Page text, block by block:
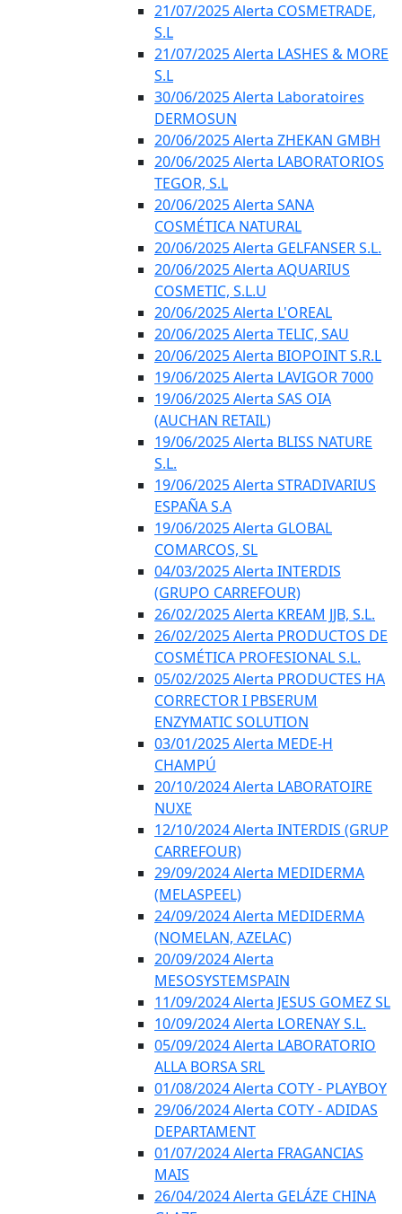
21/07/2025 Alerta COSMETRADE,
S.L
21/07/2025 Alerta LASHES & MORE
S.L
30/06/2025 Alerta Laboratoires
DERMOSUN
20/06/2025 Alerta ZHEKAN GMBH
20/06/2025 Alerta LABORATORIOS
TEGOR, S.L
20/06/2025 Alerta SANA
COSMÉTICA NATURAL
20/06/2025 Alerta GELFANSER S.L.
20/06/2025 Alerta AQUARIUS
COSMETIC, S.L.U
20/06/2025 Alerta L'OREAL
20/06/2025 Alerta TELIC, SAU
20/06/2025 Alerta BIOPOINT S.R.L
19/06/2025 Alerta LAVIGOR 7000
19/06/2025 Alerta SAS OIA
(AUCHAN RETAIL)
19/06/2025 Alerta BLISS NATURE
S.L.
19/06/2025 Alerta STRADIVARIUS
ESPAÑA S.A
19/06/2025 Alerta GLOBAL
COMARCOS, SL
04/03/2025 Alerta INTERDIS
(GRUPO CARREFOUR)
26/02/2025 Alerta KREAM JJB, S.L.
26/02/2025 Alerta PRODUCTOS DE
COSMÉTICA PROFESIONAL S.L.
05/02/2025 Alerta PRODUCTES HA
CORRECTOR I PBSERUM
ENZYMATIC SOLUTION
03/01/2025 Alerta MEDE-H
CHAMPÚ
20/10/2024 Alerta LABORATOIRE
NUXE
12/10/2024 Alerta INTERDIS (GRUP
CARREFOUR)
29/09/2024 Alerta MEDIDERMA
(MELASPEEL)
24/09/2024 Alerta MEDIDERMA
(NOMELAN, AZELAC)
20/09/2024 Alerta
MESOSYSTEMSPAIN
11/09/2024 Alerta JESUS GOMEZ SL
10/09/2024 Alerta LORENAY S.L.
05/09/2024 Alerta LABORATORIO
ALLA BORSA SRL
01/08/2024 Alerta COTY - PLAYBOY
29/06/2024 Alerta COTY - ADIDAS
DEPARTAMENT
01/07/2024 Alerta FRAGANCIAS
MAIS
26/04/2024 Alerta GELÁZE CHINA